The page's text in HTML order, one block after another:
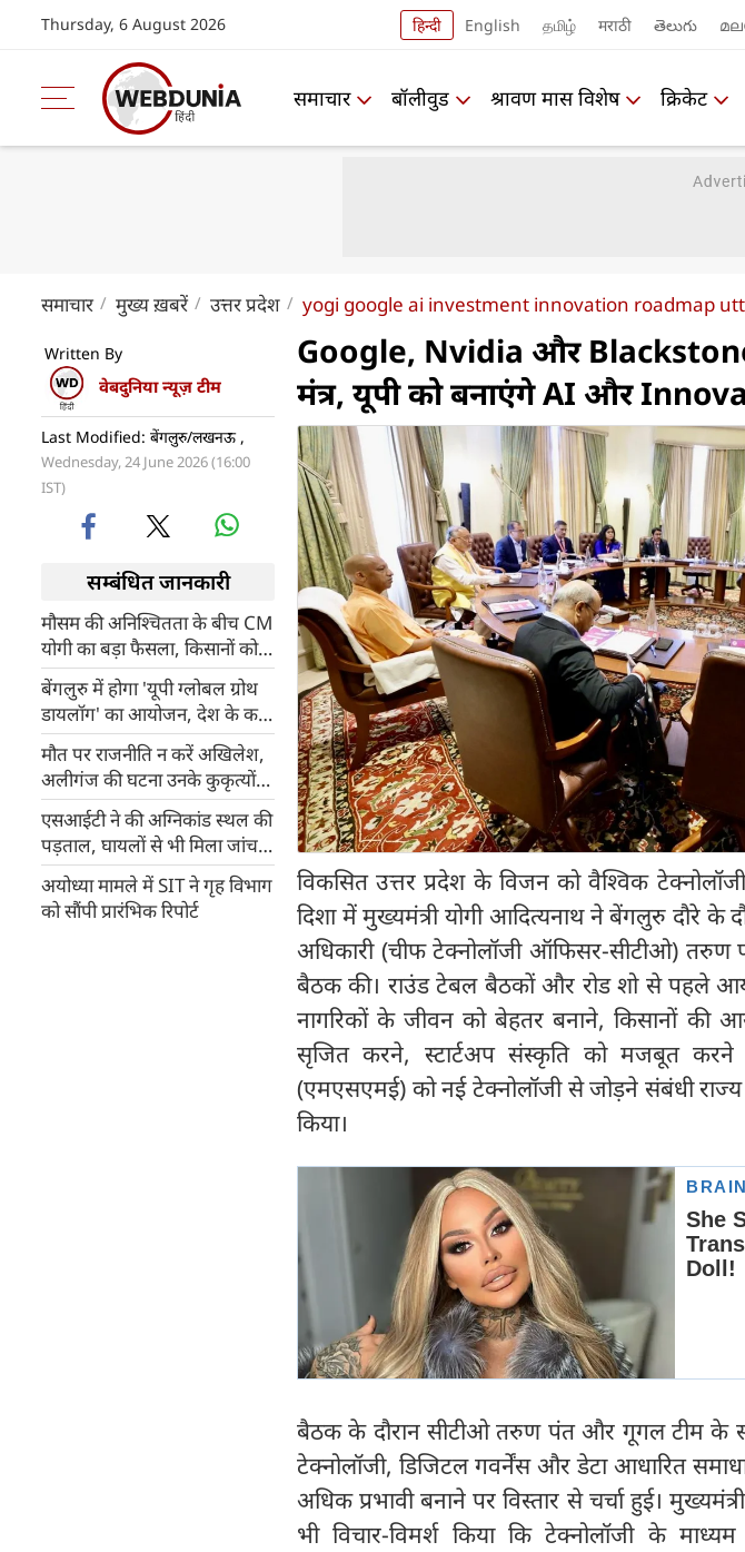
Thursday, 6 August 2026 हिन्दी English தமிழ் मराठी తెలుగు
समाचार बॉलीवुड श्रावण मास विशेष क्रिकेट
समाचार मुख्य ख़बरें उत्तर प्रदेश yogi google ai investment innovation roadmap
Written By
वेबदुनिया न्यूज़ टीम
Last Modified: बेंगलुरु/लखनऊ ,
Wednesday, 24 June 2026 (16:00
IST)
सम्बंधित जानकारी
मौसम की अनिश्चितता के बीच CM
योगी का बड़ा फैसला, किसानों को
हर सुविधा समय पर देने के निर्देश
बेंगलुरु में होगा 'यूपी ग्लोबल ग्रोथ
डायलॉग' का आयोजन, देश के कई
दिग्गज उद्योगपति होंगे शामिल
मौत पर राजनीति न करें अखिलेश,
अलीगंज की घटना उनके कुकृत्यों
का नतीजा : ब्रजेश पाठक
एसआईटी ने की अग्निकांड स्थल की
पड़ताल, घायलों से भी मिला जांच
दल
अयोध्या मामले में SIT ने गृह विभाग
को सौंपी प्रारंभिक रिपोर्ट
Google, Nvidia और Blackstone
मंत्र, यूपी को बनाएंगे AI और
विकसित उत्तर प्रदेश के विजन को वैश्विक
दिशा में मुख्यमंत्री योगी आदित्यनाथ ने बेंगलुरु दौरे के
अधिकारी (चीफ टेक्नोलॉजी ऑफिसर-सीटीओ)
बैठक की। राउंड टेबल बैठकों और रोड शो से पहले
नागरिकों के जीवन को बेहतर बनाने, किसानों
सृजित करने, स्टार्टअप संस्कृति को मजबूत करने
(एमएसएमई) को नई टेक्नोलॉजी से जोड़ने संबंधी
किया।
बैठक के दौरान सीटीओ तरुण पंत और गूगल टीम के
टेक्नोलॉजी, डिजिटल गवर्नेंस और डेटा आधारित
अधिक प्रभावी बनाने पर विस्तार से चर्चा हुई।
भी विचार-विमर्श किया कि टेक्नोलॉजी के